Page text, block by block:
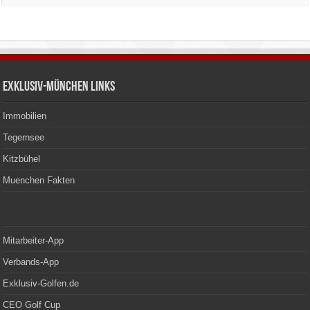
Exklusiv-München Links
Immobilien
Tegernsee
Kitzbühel
Muenchen Fakten
Mitarbeiter-App
Verbands-App
Exklusiv-Golfen.de
CEO Golf Cup